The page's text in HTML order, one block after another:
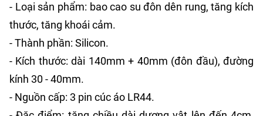
- Loại sản phẩm: bao cao su đôn dên rung, tăng kích
thước, tăng khoái cảm.
- Thành phần: Silicon.
- Kích thước: dài 140mm + 40mm (đôn đầu), đường
kính 30 - 40mm.
- Nguồn cấp: 3 pin cúc áo LR44.